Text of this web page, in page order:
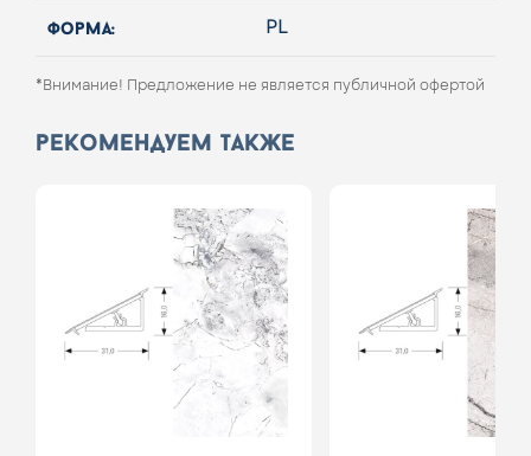
форма: PL
*Внимание! Предложение не является публичной офертой
рекомендуем также